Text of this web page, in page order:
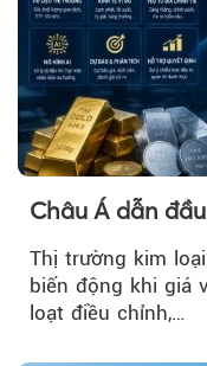
Châu Á dẫn
Thị trường kim
biến động khi giá
loạt điều chỉnh,…